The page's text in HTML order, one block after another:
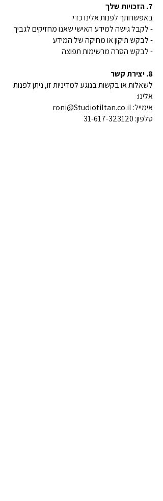
7. הזכויות שלך
באפשרותך לפנות אלינו כדי:
- לקבל גישה למידע האישי שאנו מחזיקים לגביך
- לבקש תיקון או מחיקה של המידע
- לבקש הסרה מרשימות תפוצה
8. יצירת קשר
לשאלות או בקשות בנוגע למדיניות זו, ניתן לפנות
אלינו:
אימייל: roni@Studiotiltan.co.il
טלפון: 31-617-323120